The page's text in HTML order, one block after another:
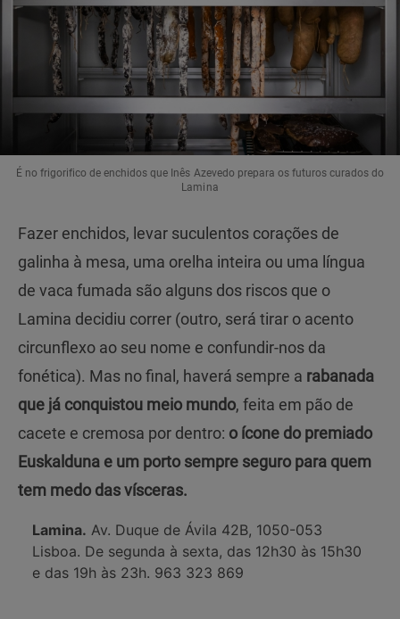
É no frigorifico de enchidos que Inês Azevedo prepara os futuros curados do
Lamina
Fazer enchidos, levar suculentos corações de
galinha à mesa, uma orelha inteira ou uma língua
de vaca fumada são alguns dos riscos que o
Lamina decidiu correr (outro, será tirar o acento
circunflexo ao seu nome e confundir-nos da
fonética). Mas no final, haverá sempre a rabanada
que já conquistou meio mundo, feita em pão de
cacete e cremosa por dentro: o ícone do premiado
Euskalduna e um porto sempre seguro para quem
tem medo das vísceras.
Lamina. Av. Duque de Ávila 42B, 1050-053
Lisboa. De segunda à sexta, das 12h30 às 15h30
e das 19h às 23h. 963 323 869